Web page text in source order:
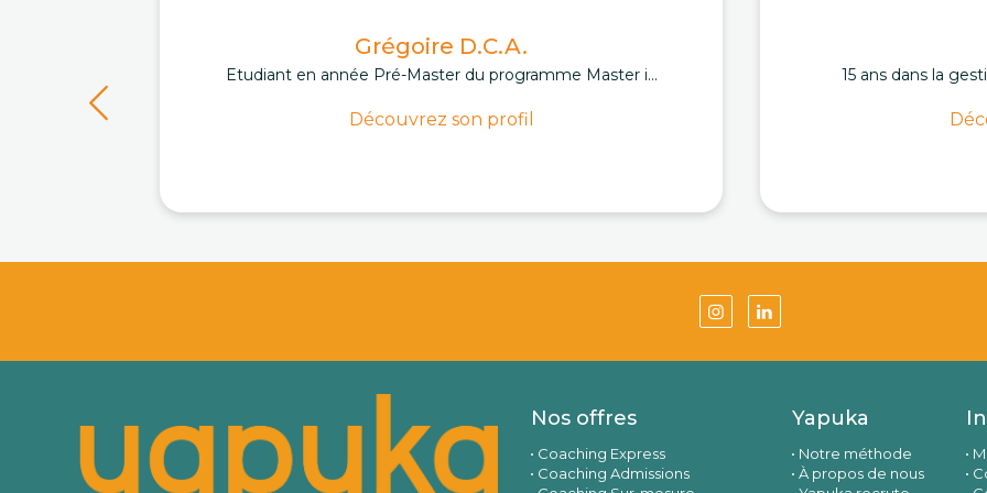
Grégoire D.C.A.
Etudiant en année Pré-Master du programme Master i...
Découvrez son profil
15 ans dans la
Nos offres
Coaching Express
Coaching Admissions
Yapuka
Notre méthode
À propos de nous